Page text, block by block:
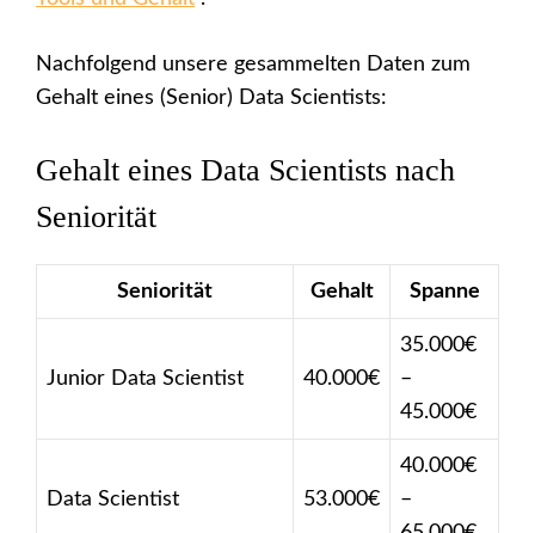
Nachfolgend unsere gesammelten Daten zum
Gehalt eines (Senior) Data Scientists:
Gehalt eines Data Scientists nach
Seniorität
Seniorität Gehalt Spanne
Junior Data Scientist 40.000€
35.000€
–
45.000€
Data Scientist 53.000€
40.000€
–